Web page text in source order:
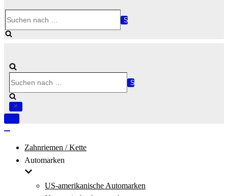
nach …
nach …
Navigation
Zahnriemen / Kette
Automarken
US-amerikanische Automarken